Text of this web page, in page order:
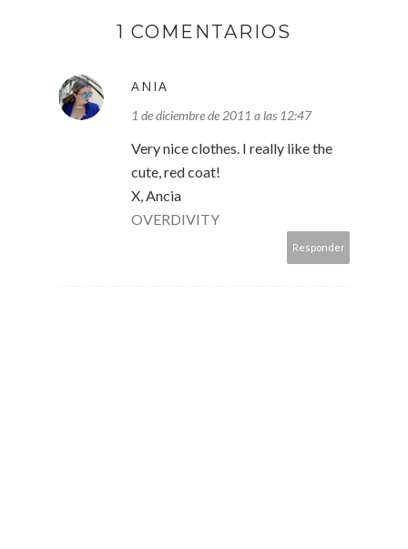
1 COMENTARIOS
ANIA
1 de diciembre de 2011 a las 12:47
Very nice clothes. I really like the
cute, red coat!
X, Ancia
OVERDIVITY
Responder